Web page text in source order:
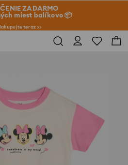
ZADARMO
miest balíkovo 📦
teraz >>